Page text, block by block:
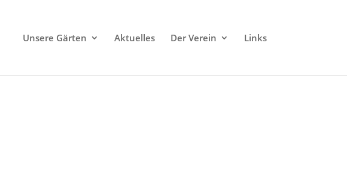
Unsere Gärten Aktuelles Der Verein Links